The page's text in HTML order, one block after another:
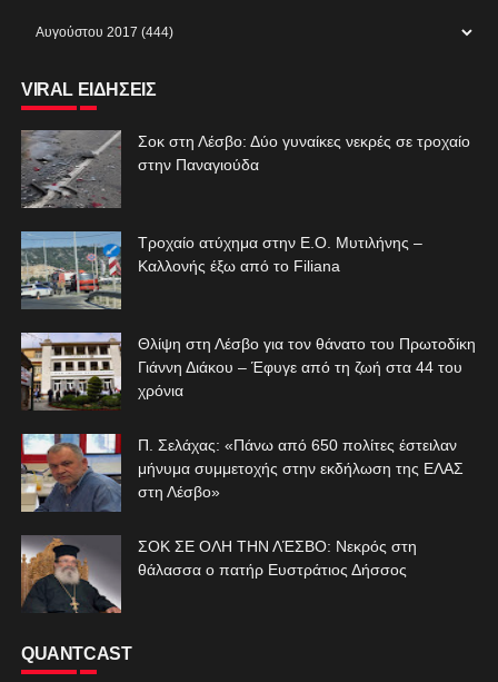
VIRAL ΕΙΔΗΣΕΙΣ
Σοκ στη Λέσβο: Δύο γυναίκες νεκρές σε τροχαίο
στην Παναγιούδα
Τροχαίο ατύχημα στην Ε.Ο. Μυτιλήνης –
Καλλονής έξω από το Filiana
Θλίψη στη Λέσβο για τον θάνατο του Πρωτοδίκη
Γιάννη Διάκου – Έφυγε από τη ζωή στα 44 του
χρόνια
Π. Σελάχας: «Πάνω από 650 πολίτες έστειλαν
μήνυμα συμμετοχής στην εκδήλωση της ΕΛΑΣ
στη Λέσβο»
ΣΟΚ ΣΕ ΟΛΗ ΤΗΝ ΛΈΣΒΟ: Νεκρός στη
θάλασσα ο πατήρ Ευστράτιος Δήσσος
QUANTCAST